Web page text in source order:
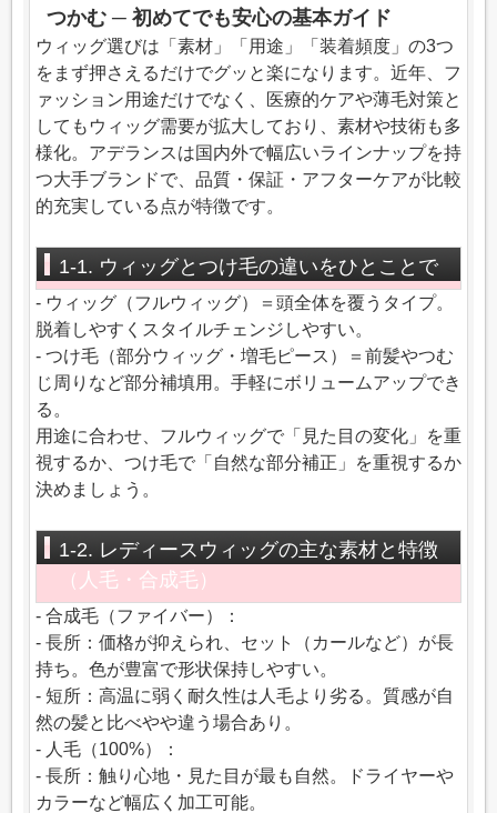
つかむ ─ 初めてでも安心の基本ガイド
ウィッグ選びは「素材」「用途」「装着頻度」の3つ
をまず押さえるだけでグッと楽になります。近年、フ
ァッション用途だけでなく、医療的ケアや薄毛対策と
してもウィッグ需要が拡大しており、素材や技術も多
様化。アデランスは国内外で幅広いラインナップを持
つ大手ブランドで、品質・保証・アフターケアが比較
的充実している点が特徴です。
1-1. ウィッグとつけ毛の違いをひとことで
- ウィッグ（フルウィッグ）＝頭全体を覆うタイプ。
脱着しやすくスタイルチェンジしやすい。
- つけ毛（部分ウィッグ・増毛ピース）＝前髪やつむ
じ周りなど部分補填用。手軽にボリュームアップでき
る。
用途に合わせ、フルウィッグで「見た目の変化」を重
視するか、つけ毛で「自然な部分補正」を重視するか
決めましょう。
1-2. レディースウィッグの主な素材と特徴
（人毛・合成毛）
- 合成毛（ファイバー）：
- 長所：価格が抑えられ、セット（カールなど）が長
持ち。色が豊富で形状保持しやすい。
- 短所：高温に弱く耐久性は人毛より劣る。質感が自
然の髪と比べやや違う場合あり。
- 人毛（100%）：
- 長所：触り心地・見た目が最も自然。ドライヤーや
カラーなど幅広く加工可能。